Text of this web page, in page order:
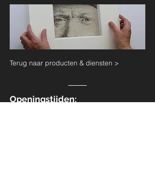
Terug naar producten & diensten >
Openingstijden: